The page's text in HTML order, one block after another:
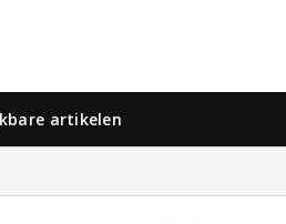
artikelen